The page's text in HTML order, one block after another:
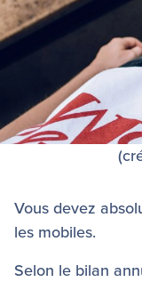
Vous devez
les mobiles.
Selon le bilan